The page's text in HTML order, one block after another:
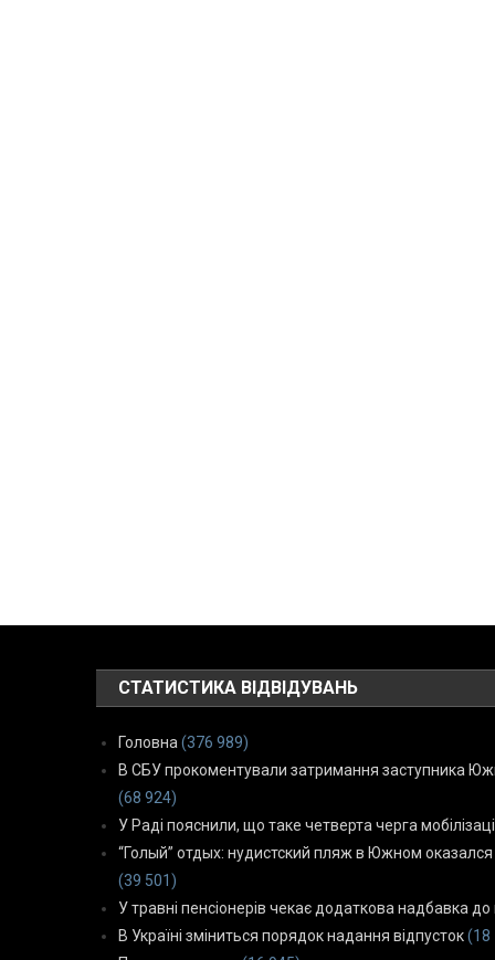
СТАТИСТИКА ВІДВІДУВАНЬ
Головна (376 989)
В СБУ прокоментували затримання заступника
(68 924)
У Раді пояснили, що таке четверта черга
“Голый” отдых: нудистский пляж в Южном
(39 501)
У травні пенсіонерів чекає додаткова надбавка до
В Україні зміниться порядок надання відпусток (18